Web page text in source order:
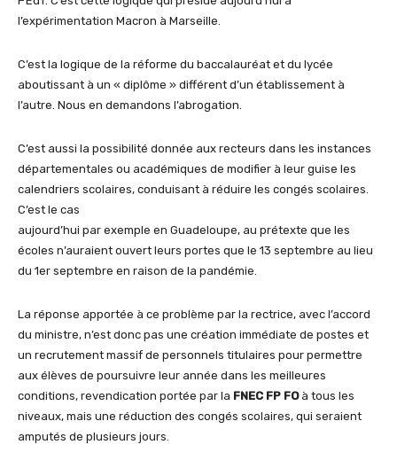
l’expérimentation Macron à Marseille.
C’est la logique de la réforme du baccalauréat et du lycée
aboutissant à un « diplôme » différent d’un établissement à
l’autre. Nous en demandons l’abrogation.
C’est aussi la possibilité donnée aux recteurs dans les instances
départementales ou académiques de modifier à leur guise les
calendriers scolaires, conduisant à réduire les congés scolaires.
C’est le cas
aujourd’hui par exemple en Guadeloupe, au prétexte que les
écoles n’auraient ouvert leurs portes que le 13 septembre au lieu
du 1er septembre en raison de la pandémie.
La réponse apportée à ce problème par la rectrice, avec l’accord
du ministre, n’est donc pas une création immédiate de postes et
un recrutement massif de personnels titulaires pour permettre
aux élèves de poursuivre leur année dans les meilleures
conditions, revendication portée par la FNEC FP FOà tous les
niveaux, mais une réduction des congés scolaires, qui seraient
amputés de plusieurs jours.